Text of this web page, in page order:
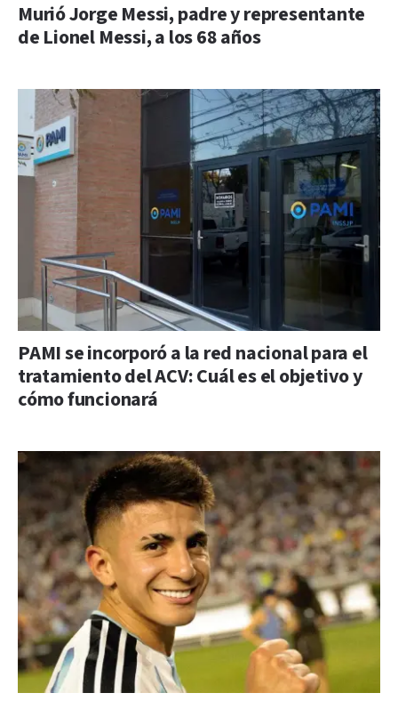
Murió Jorge Messi, padre y representante
de Lionel Messi, a los 68 años
PAMI se incorporó a la red nacional para el
tratamiento del ACV: Cuál es el objetivo y
cómo funcionará